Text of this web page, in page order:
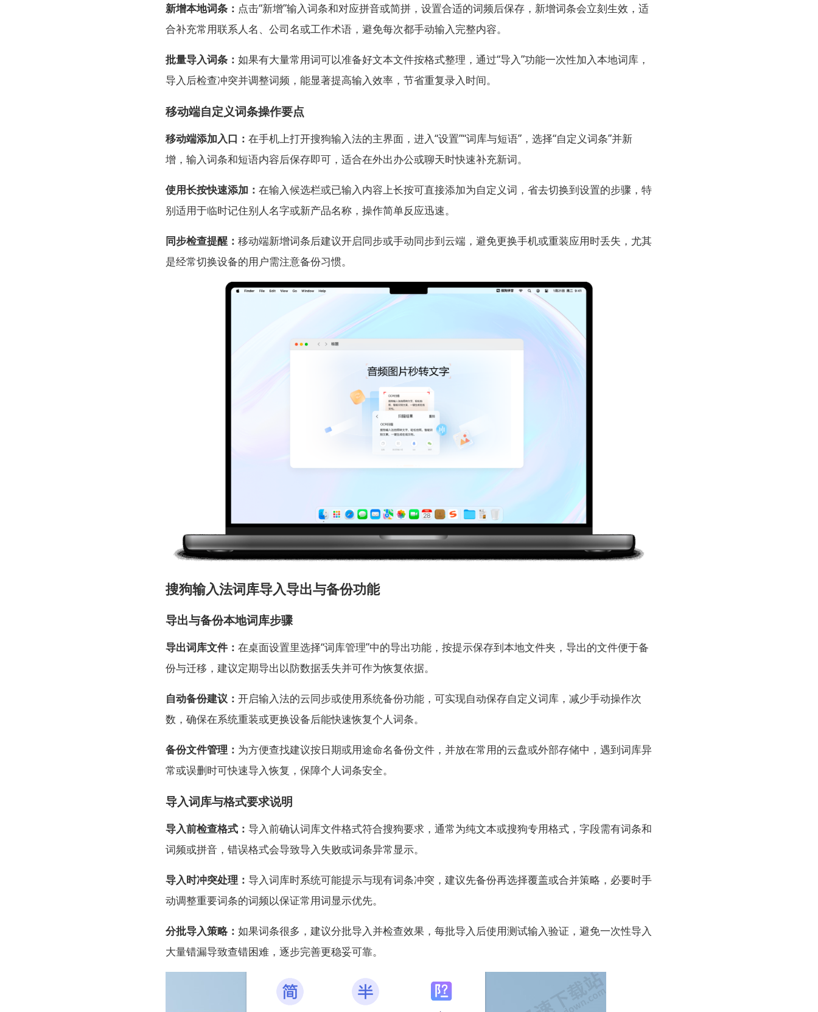
新增本地词条： 点击“新增”输入词条和对应拼音或简拼，设置合适的词频后保存，新增词条会立刻生效，适
合补充常用联系人名、公司名或工作术语，避免每次都手动输入完整内容。
批量导入词条： 如果有大量常用词可以准备好文本文件按格式整理，通过“导入”功能一次性加入本地词库，
导入后检查冲突并调整词频，能显著提高输入效率，节省重复录入时间。
移动端自定义词条操作要点
移动端添加入口： 在手机上打开搜狗输入法的主界面，进入“设置”“词库与短语”，选择“自定义词条”并新
增，输入词条和短语内容后保存即可，适合在外出办公或聊天时快速补充新词。
使用长按快速添加： 在输入候选栏或已输入内容上长按可直接添加为自定义词，省去切换到设置的步骤，特
别适用于临时记住别人名字或新产品名称，操作简单反应迅速。
同步检查提醒： 移动端新增词条后建议开启同步或手动同步到云端，避免更换手机或重装应用时丢失，尤其
是经常切换设备的用户需注意备份习惯。
搜狗输入法词库导入导出与备份功能
导出与备份本地词库步骤
导出词库文件： 在桌面设置里选择“词库管理”中的导出功能，按提示保存到本地文件夹，导出的文件便于备
份与迁移，建议定期导出以防数据丢失并可作为恢复依据。
自动备份建议： 开启输入法的云同步或使用系统备份功能，可实现自动保存自定义词库，减少手动操作次
数，确保在系统重装或更换设备后能快速恢复个人词条。
备份文件管理： 为方便查找建议按日期或用途命名备份文件，并放在常用的云盘或外部存储中，遇到词库异
常或误删时可快速导入恢复，保障个人词条安全。
导入词库与格式要求说明
导入前检查格式： 导入前确认词库文件格式符合搜狗要求，通常为纯文本或搜狗专用格式，字段需有词条和
词频或拼音，错误格式会导致导入失败或词条异常显示。
导入时冲突处理： 导入词库时系统可能提示与现有词条冲突，建议先备份再选择覆盖或合并策略，必要时手
动调整重要词条的词频以保证常用词显示优先。
分批导入策略： 如果词条很多，建议分批导入并检查效果，每批导入后使用测试输入验证，避免一次性导入
大量错漏导致查错困难，逐步完善更稳妥可靠。